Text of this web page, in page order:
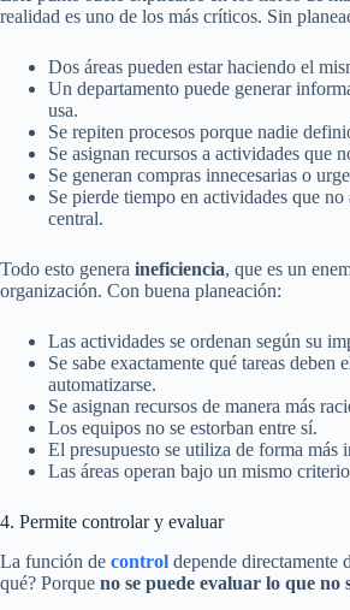
realidad es uno de los más críticos. Sin
Dos áreas pueden estar haciendo el
Un departamento puede generar
usa.
Se repiten procesos porque nadie
Se asignan recursos a actividades que
Se generan compras innecesarias o
Se pierde tiempo en actividades que
central.
Todo esto genera ineficiencia, que es un
organización. Con buena planeación:
Las actividades se ordenan según su
Se sabe exactamente qué tareas deben
automatizarse.
Se asignan recursos de manera más
Los equipos no se estorban entre sí.
El presupuesto se utiliza de forma más
Las áreas operan bajo un mismo
4. Permite controlar y evaluar
La función de control depende directamente
qué? Porque no se puede evaluar lo que no